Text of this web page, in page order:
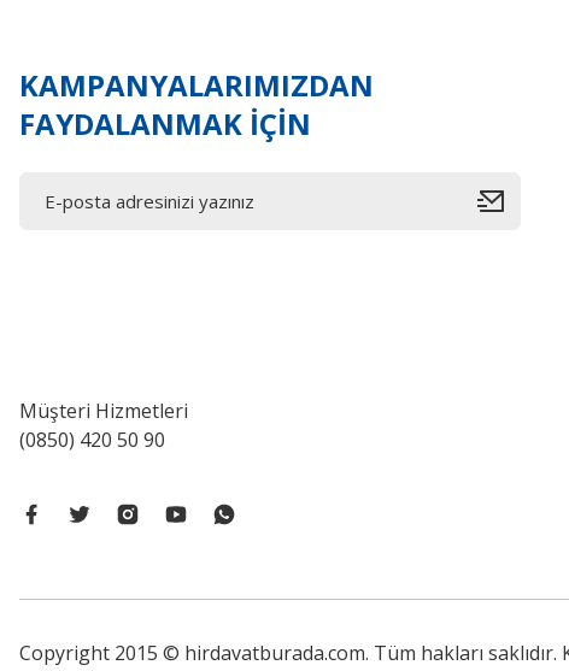
KAMPANYALARIMIZDAN
FAYDALANMAK İÇİN
Müşteri Hizmetleri
(0850) 420 50 90
Copyright 2015 © hirdavatburada.com. Tüm hakları